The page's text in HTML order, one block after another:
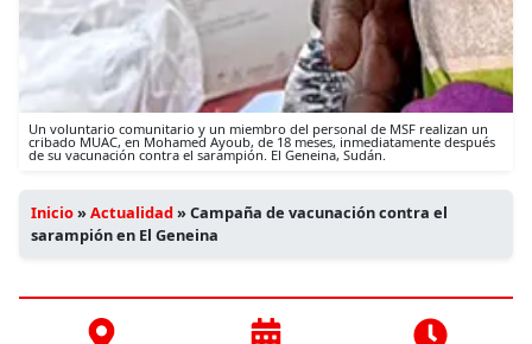
Un voluntario comunitario y un miembro del personal de MSF realizan un
cribado MUAC, en Mohamed Ayoub, de 18 meses, inmediatamente después
de su vacunación contra el sarampión. El Geneina, Sudán.
Inicio»Actualidad»Campaña de vacunación contra el
sarampión en El Geneina